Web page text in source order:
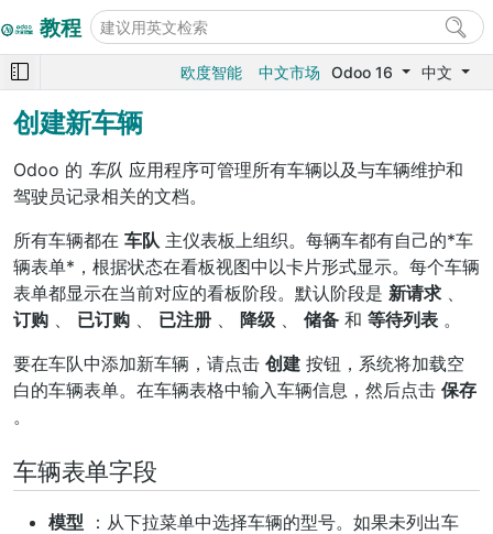
教程
欧度智能 中文市场 Odoo 16 中文
创建新车辆
Odoo 的 车队 应用程序可管理所有车辆以及与车辆维护和
驾驶员记录相关的文档。
所有车辆都在 车队 主仪表板上组织。每辆车都有自己的*车
辆表单*，根据状态在看板视图中以卡片形式显示。每个车辆
表单都显示在当前对应的看板阶段。默认阶段是 新请求 、
订购 、 已订购 、 已注册 、 降级 、 储备 和 等待列表 。
要在车队中添加新车辆，请点击 创建 按钮，系统将加载空
白的车辆表单。在车辆表格中输入车辆信息，然后点击 保存
。
车辆表单字段
模型 ：从下拉菜单中选择车辆的型号。如果未列出车